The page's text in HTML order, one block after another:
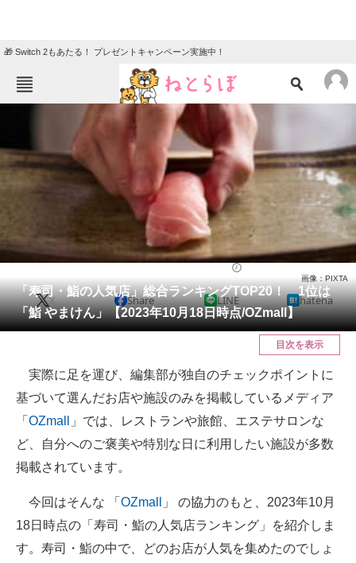
🎁 Switch 2もあたる！ プレゼントキャンペーン実施中！
ねとらぼメニュー
ニュース
エンタメ クイズ
地域
教育・育児
動物 リサーチ
会員記事
メディア
ITの今と未来を見通す
スマホと通信の最新トレンド
ビジネスと働き方のヒント
「寿司・鮨の人気店」総合ランキングTOP20！ 1位は
「鮨 やまけん」【2023年10月18日時点/OZmall】
画像：PIXTA
X Share LINE hatena
目次を表示
実際に足を運び、編集部が独自のチェックポイントに
基づいて選んだお店や施設のみを掲載しているメディア
「 OZmall
」では、レストランや旅館、エステサロンな
ど、自分へのご褒美や特別な日に利用したい施設が多数
掲載されています。
今回はそんな 「 OZmall
」 の協力のもと、2023年10月
18日時点の「寿司・鮨の人気店ランキング」を紹介しま
す。寿司・鮨の中で、どのお店が人気を集めたのでしょ